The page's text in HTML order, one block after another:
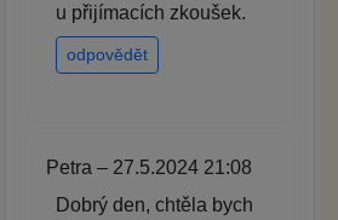
u přijímacích zkoušek.
odpovědět
Petra – 27.5.2024 21:08
Dobrý den, chtěla bych